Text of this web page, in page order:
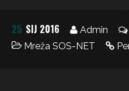
25 SIJ 2016 Admin
Mreža SOS-NET